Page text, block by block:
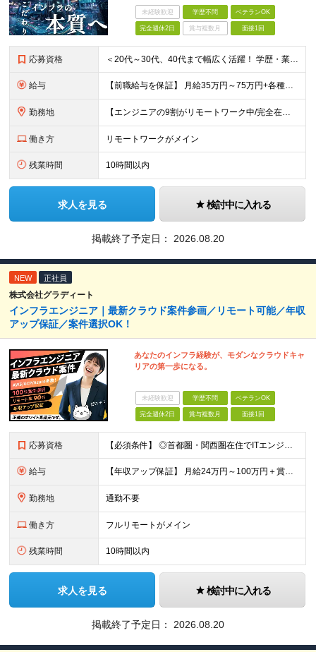
未経験歓迎 学歴不問 ベテランOK
完全週休2日 賞与複数月 面接1回
応募資格 ＜20代～30代、40代まで幅広く活躍！ 学歴・業界・領域不問＞ インフラエンジニアとして下記いずれかの経験がある方 ■設計・構築の経験（サーバ、ネットワーク、クラウド、セキュリティ、データベース）
給与 【前職給与を保証】 月給35万円～75万円+各種手当+決算賞与 ★資格手当や資格取得報奨金、役職手当など待遇、福利厚生が充実！ ★1年で年収100万円以上アップした社員も在籍！ ※経験・スキルを考
勤務地 【エンジニアの9割がリモートワーク中/完全在宅ワークで働くメンバーも◎】 現在、エンジニアの約9割がリモートワークを実施。 そのうち約3割がフルリモートで勤務しており、地方在住のメンバーも活躍していま
働き方 リモートワークがメイン
残業時間 10時間以内
求人を見る 検討中に入れる
掲載終了予定日： 2026.08.20
NEW 正社員
株式会社グラディート
インフラエンジニア｜最新クラウド案件参画／リモート可能／年収
アップ保証／案件選択OK！
あなたのインフラ経験が、モダンなクラウドキャ
リアの第一歩になる。
未経験歓迎 学歴不問 ベテランOK
完全週休2日 賞与複数月 面接1回
応募資格 【必須条件】 ◎⾸都圏・関⻄圏在住でITエンジニアとしての実務経験が3年以上ある⽅（開発・インフラいずれも歓迎） →⾸都圏（東京、神奈川、千葉、埼⽟）、関⻄圏（⼤阪、兵庫、京都）在住のITエンジニア採
給与 【年収アップ保証】 月給24万円～100万円＋賞与（年3回）＋諸手当 ◆想定年収432万円〜1200万円(経験・スキルを考慮し決定) ※年収アップ保証付帯 ◆基本給には⽉20時間分の固定残業代(31,
勤務地 通勤不要
働き方 フルリモートがメイン
残業時間 10時間以内
求人を見る 検討中に入れる
掲載終了予定日： 2026.08.20